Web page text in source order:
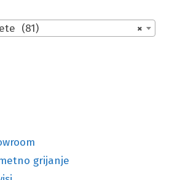
×
(81)
grijanje